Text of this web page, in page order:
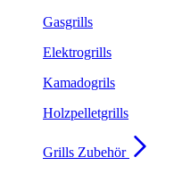
Gasgrills
Elektrogrills
Kamadogrils
Holzpelletgrills
Grills Zubehör